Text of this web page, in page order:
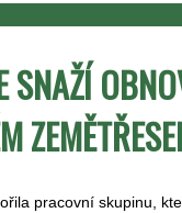
SNAŽÍ
pracovní skupinu,